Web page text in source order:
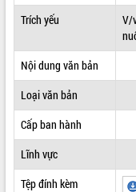
VĂN BẢN HĐND TỈNH
ĐIỂM TIN VĂN BẢN
Trích yếu
V/
Nội dung văn bản
Loại văn bản
Cấp ban hành
Lĩnh vực
Tệp đính kèm